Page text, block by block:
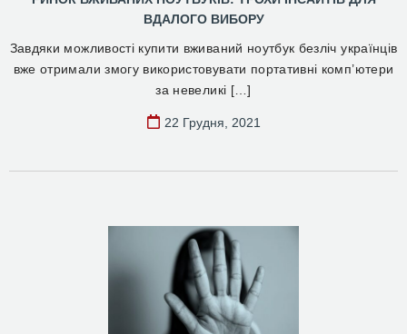
ВДАЛОГО ВИБОРУ
Завдяки можливості купити вживаний ноутбук безліч українців
вже отримали змогу використовувати портативні комп’ютери
за невеликі […]
22 Грудня, 2021